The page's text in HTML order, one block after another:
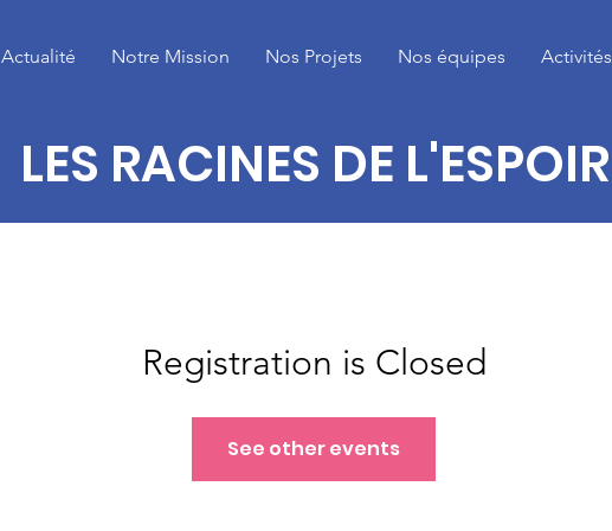
Actualité Notre Mission Nos Projets Nos équipes Activités
LES RACINES DE L'ESPOIR
Registration is Closed
See other events